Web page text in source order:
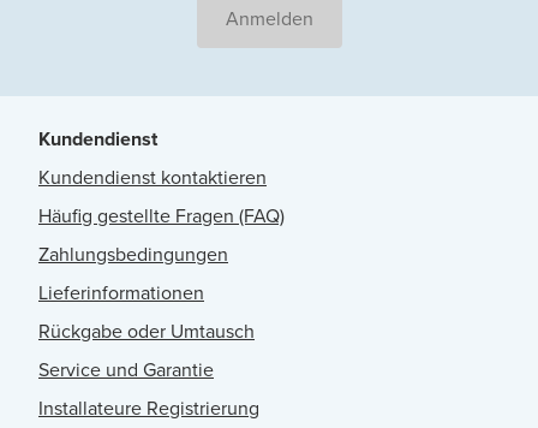
Anmelden
Kundendienst
Kundendienst kontaktieren
Häufig gestellte Fragen (FAQ)
Zahlungsbedingungen
Lieferinformationen
Rückgabe oder Umtausch
Service und Garantie
Installateure Registrierung